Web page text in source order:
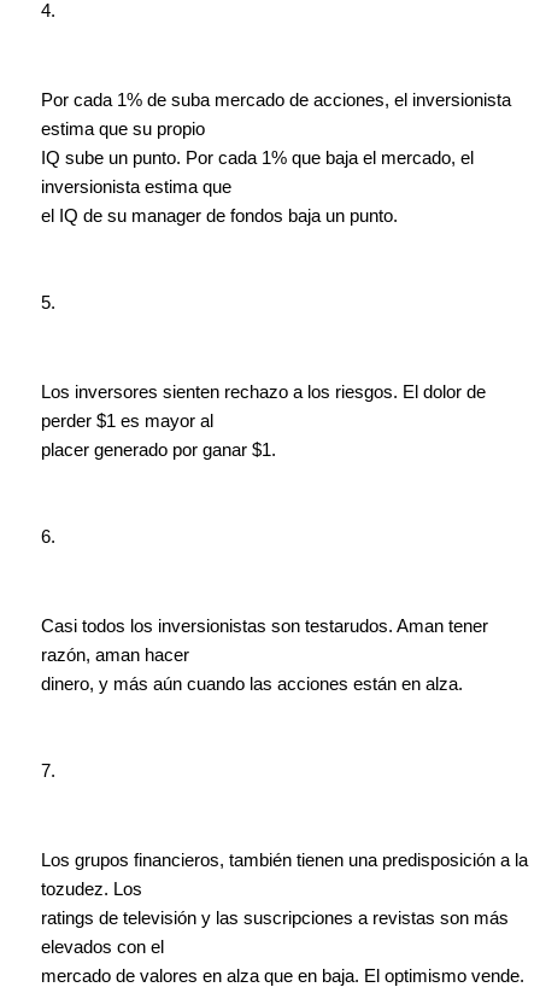
4.
Por cada 1% de suba mercado de acciones, el inversionista
estima que su propio
IQ sube un punto. Por cada 1% que baja el mercado, el
inversionista estima que
el IQ de su manager de fondos baja un punto.
5.
Los inversores sienten rechazo a los riesgos. El dolor de
perder $1 es mayor al
placer generado por ganar $1.
6.
Casi todos los inversionistas son testarudos. Aman tener
razón, aman hacer
dinero, y más aún cuando las acciones están en alza.
7.
Los grupos financieros, también tienen una predisposición a la
tozudez. Los
ratings de televisión y las suscripciones a revistas son más
elevados con el
mercado de valores en alza que en baja. El optimismo vende.